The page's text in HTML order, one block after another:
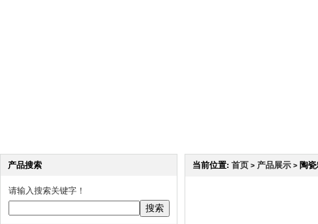
产品搜索
请输入搜索关键字！
当前位置: 首页 > 产品展示 > 陶